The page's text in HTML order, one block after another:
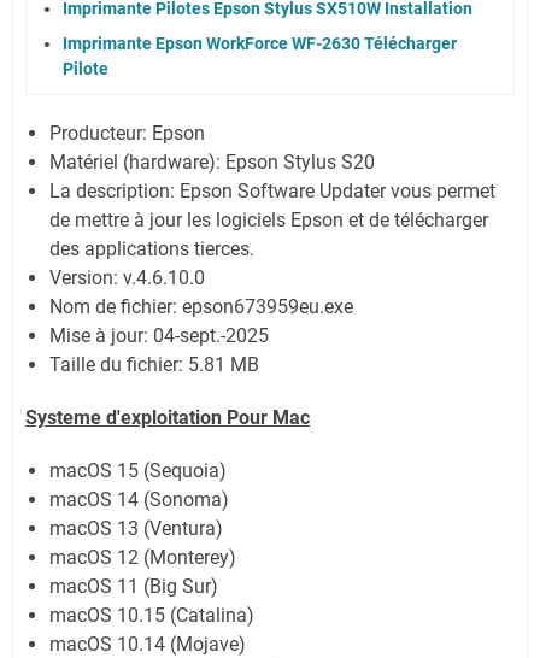
Imprimante Pilotes Epson Stylus SX510W Installation
Imprimante Epson WorkForce WF-2630 Télécharger
Pilote
Producteur: Epson
Matériel (hardware): Epson Stylus S20
La description: Epson Software Updater vous permet
de mettre à jour les logiciels Epson et de télécharger
des applications tierces.
Version: v.4.6.10.0
Nom de fichier: epson673959eu.exe
Mise à jour: 04-sept.-2025
Taille du fichier: 5.81 MB
Systeme d'exploitation Pour Mac
macOS 15 (Sequoia)
macOS 14 (Sonoma)
macOS 13 (Ventura)
macOS 12 (Monterey)
macOS 11 (Big Sur)
macOS 10.15 (Catalina)
macOS 10.14 (Mojave)